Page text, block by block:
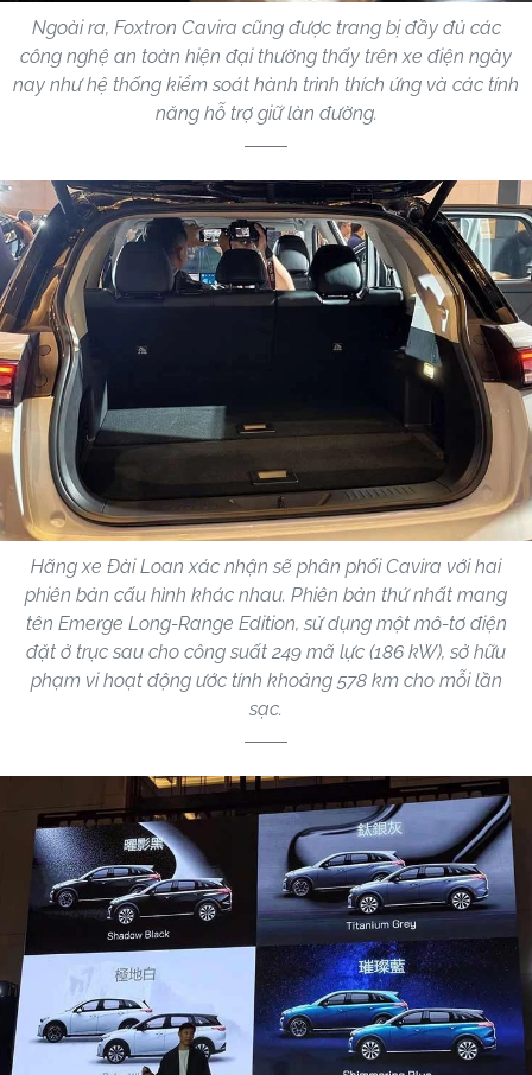
Ngoài ra, Foxtron Cavira cũng được trang bị đầy đủ các
công nghệ an toàn hiện đại thường thấy trên xe điện ngày
nay như hệ thống kiểm soát hành trình thích ứng và các tính
năng hỗ trợ giữ làn đường.
Hãng xe Đài Loan xác nhận sẽ phân phối Cavira với hai
phiên bản cấu hình khác nhau. Phiên bản thứ nhất mang
tên Emerge Long-Range Edition, sử dụng một mô-tơ điện
đặt ở trục sau cho công suất 249 mã lực (186 kW), sở hữu
phạm vi hoạt động ước tính khoảng 578 km cho mỗi lần
sạc.